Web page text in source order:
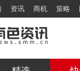
资讯 商机 策略